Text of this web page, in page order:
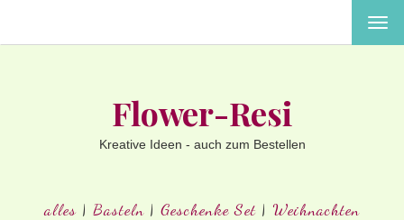
Flower-Resi
Kreative Ideen - auch zum Bestellen
alles | Basteln | Geschenke Set | Weihnachten